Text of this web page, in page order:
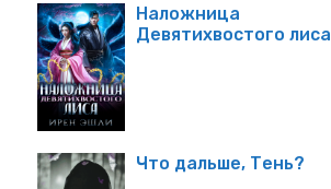
Наложница
Девятихвостого лиса
Что дальше, Тень?